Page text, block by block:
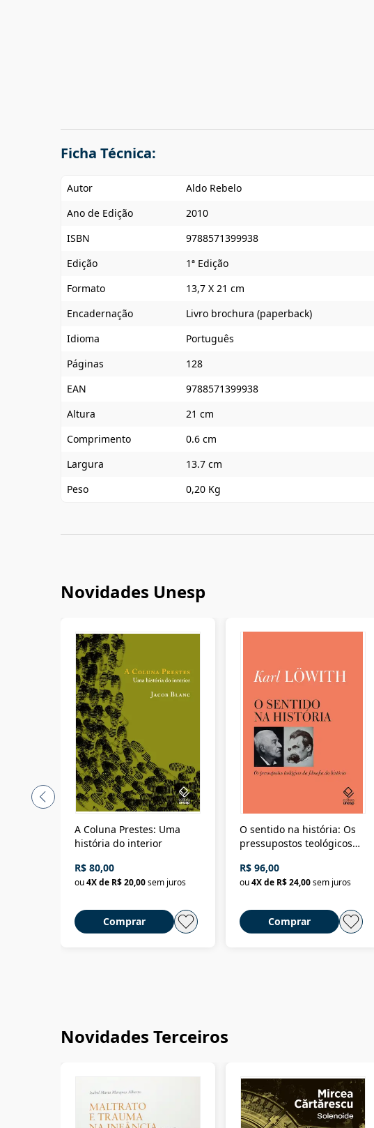
Ficha Técnica:
Autor
Aldo Rebelo
Ano de Edição
2010
ISBN
9788571399938
Edição
1ª Edição
Formato
13,7 X 21 cm
Encadernação
Livro brochura (paperback)
Idioma
Português
Páginas
128
EAN
9788571399938
Altura
21 cm
Comprimento
0.6 cm
Largura
13.7 cm
Peso
0,20 Kg
Novidades Unesp
A Coluna Prestes: Uma
história do interior
R$ 80,00
ou4X de R$ 20,00sem juros
Comprar
O sentido na história: Os
pressupostos teológicos
R$ 96,00
ou4X de R$ 24,00sem juros
Comprar
Novidades Terceiros